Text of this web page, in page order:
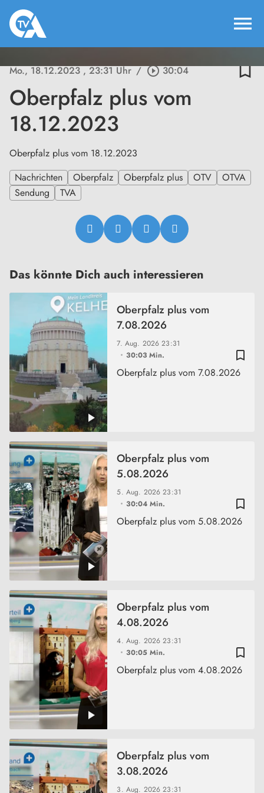
menu
Mo., 18.12.2023, 23:31 Uhr / play_circle_outline30:04 bookmark_border
Oberpfalz plus vom
18.12.2023
Oberpfalz plus vom 18.12.2023
Nachrichten
Oberpfalz Oberpfalz plus OTV
OTVA
Sendung
TVA
Das könnte Dich auch interessieren
bookmark_border
7. Aug. 202623:31
30:03 Min.
Oberpfalz plus vom
7.08.2026
Oberpfalz plus vom 7.08.2026
bookmark_border
5. Aug. 202623:31
30:04 Min.
Oberpfalz plus vom
5.08.2026
Oberpfalz plus vom 5.08.2026
bookmark_border
4. Aug. 202623:31
30:05 Min.
Oberpfalz plus vom
4.08.2026
Oberpfalz plus vom 4.08.2026
3. Aug. 202623:31
Oberpfalz plus vom
3.08.2026